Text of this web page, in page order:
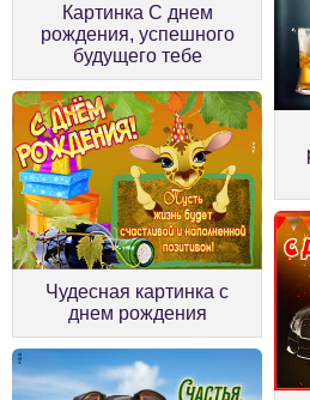
Картинка С днем
рождения, успешного
будущего тебе
Чудесная картинка с
днем рождения